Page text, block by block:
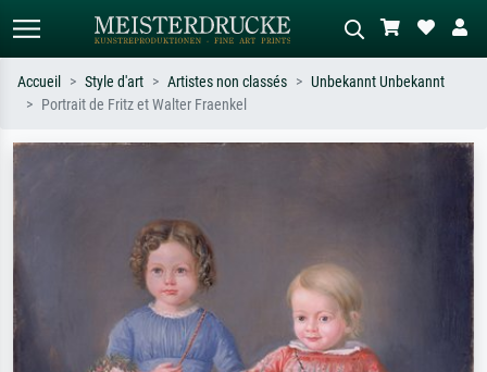
Accueil Style d'art Artistes non classés
Unbekannt Unbekannt
Portrait de Fritz et Walter Fraenkel